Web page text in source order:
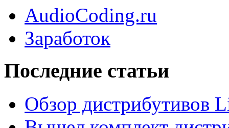
AudioCoding.ru
Заработок
Последние статьи
Обзор дистрибутивов